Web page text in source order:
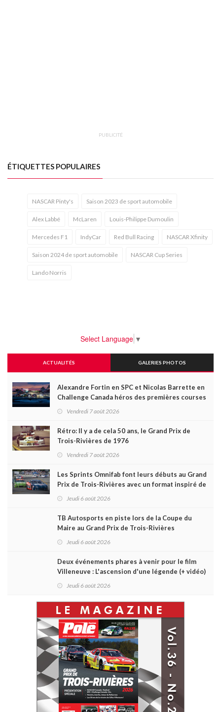
PUBLICITÉ
ÉTIQUETTES POPULAIRES
NASCAR Pinty's Saison 2023 de sport automobile
Alex Labbé McLaren Louis-Philippe Dumoulin
Mercedes F1 IndyCar Red Bull Racing NASCAR Xfinity
Saison 2024 de sport automobile NASCAR Cup Series
Lando Norris
Select Language ▼
ACTUALITÉS GALERIES PHOTOS
Alexandre Fortin en SPC et Nicolas Barrette en
Challenge Canada héros des premières courses
Vendredi 7 août 2026
Rétro: Il y a de cela 50 ans, le Grand Prix de
Trois-Rivières de 1976
Vendredi 7 août 2026
Les Sprints Omnifab font leurs débuts au Grand
Prix de Trois-Rivières avec un format inspiré de
Jeudi 6 août 2026
TB Autosports en piste lors de la Coupe du
Maire au Grand Prix de Trois-Rivières
Jeudi 6 août 2026
Deux événements phares à venir pour le film
Villeneuve : L'ascension d'une légende (+ vidéo)
Jeudi 6 août 2026